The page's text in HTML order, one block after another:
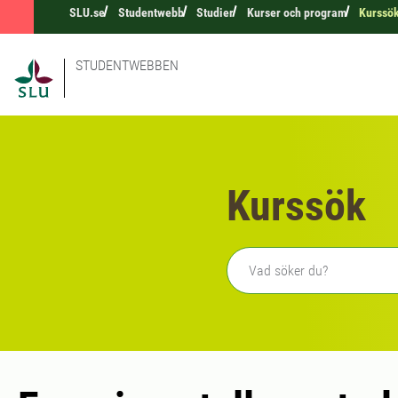
SLU.se Studentwebb Studier Kurser och program
STUDENTWEBBEN
Kurssök
Fritext sökning